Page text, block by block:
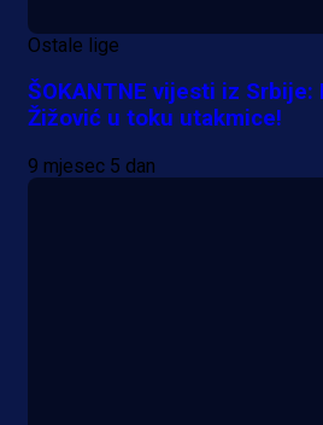
Ostale lige
ŠOKANTNE vijesti iz
Žižović u toku utakmice!
9 mjesec 5 dan